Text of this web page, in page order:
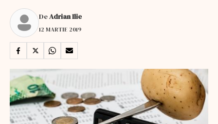
DeAdrian Ilie
12 MARTIE 2019